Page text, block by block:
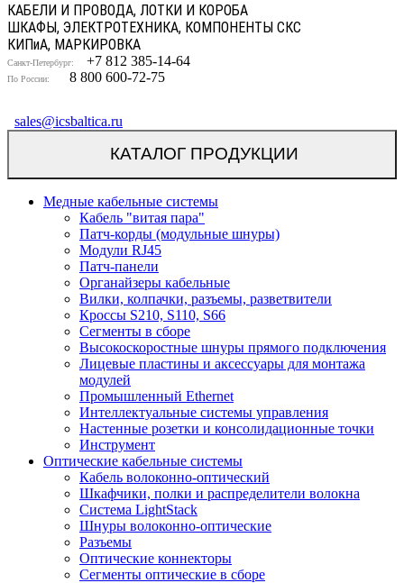
КАБЕЛИ И ПРОВОДА, ЛОТКИ И КОРОБА
ШКАФЫ, ЭЛЕКТРОТЕХНИКА, КОМПОНЕНТЫ СКС
КИПиА, МАРКИРОВКА
Санкт-Петербург: +7 812 385-14-64
По России: 8 800 600-72-75
sales@icsbaltica.ru
КАТАЛОГ ПРОДУКЦИИ
Медные кабельные системы
Кабель "витая пара"
Патч-корды (модульные шнуры)
Модули RJ45
Патч-панели
Органайзеры кабельные
Вилки, колпачки, разъемы, разветвители
Кроссы S210, S110, S66
Сегменты в сборе
Высокоскоростные шнуры прямого подключения
Лицевые пластины и аксессуары для монтажа
модулей
Промышленный Ethernet
Интеллектуальные системы управления
Настенные розетки и консолидационные точки
Инструмент
Оптические кабельные системы
Кабель волоконно-оптический
Шкафчики, полки и распределители волокна
Система LightStack
Шнуры волоконно-оптические
Разъемы
Оптические коннекторы
Сегменты оптические в сборе